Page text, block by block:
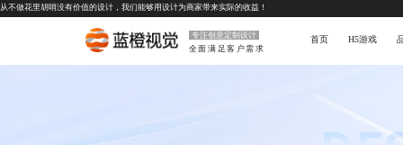
从不做花里胡哨没有价值的设计，我们能够用设计为商家带来实际的收益！
专注创意定制设计
全面满足客户需求
首页 H5游戏